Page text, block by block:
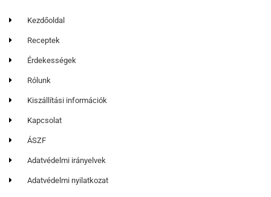
Kezdőoldal
Receptek
Érdekességek
Rólunk
Kiszállítási információk
Kapcsolat
ÁSZF
Adatvédelmi irányelvek
Adatvédelmi nyilatkozat